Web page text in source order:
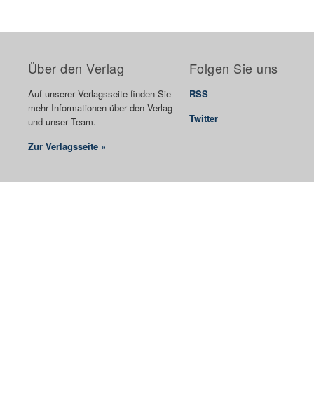
Über den Verlag
Auf unserer Verlagsseite finden Sie
mehr Informationen über den Verlag
und unser Team.
Zur Verlagsseite »
Folgen Sie uns
RSS
Twitter